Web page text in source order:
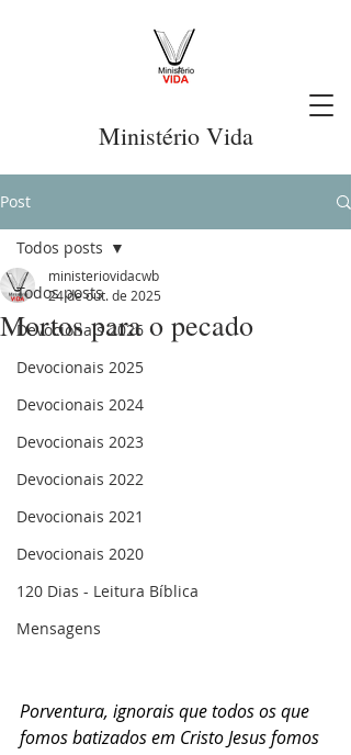
Ministério Vida
Post
Todos posts
Devocionais 2026
Devocionais 2025
Devocionais 2024
Devocionais 2023
Devocionais 2022
Devocionais 2021
Devocionais 2020
120 Dias - Leitura Bíblica
Mensagens
Todos posts
Mortos para o pecado
ministeriovidacwb
24 de out. de 2025
Porventura, ignorais que todos os que
fomos batizados em Cristo Jesus fomos